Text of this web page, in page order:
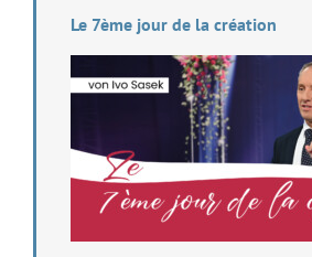
Le 7ème jour de la création